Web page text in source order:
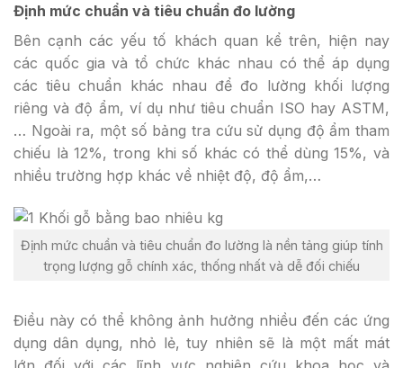
Định mức chuẩn và tiêu chuẩn đo lường
Bên cạnh các yếu tố khách quan kể trên, hiện nay
các quốc gia và tổ chức khác nhau có thể áp dụng
các tiêu chuẩn khác nhau để đo lường khối lượng
riêng và độ ẩm, ví dụ như tiêu chuẩn ISO hay ASTM,
… Ngoài ra, một số bảng tra cứu sử dụng độ ẩm tham
chiếu là 12%, trong khi số khác có thể dùng 15%, và
nhiều trường hợp khác về nhiệt độ, độ ẩm,…
Định mức chuẩn và tiêu chuẩn đo lường là nền tảng giúp tính
trọng lượng gỗ chính xác, thống nhất và dễ đối chiếu
Điều này có thể không ảnh hưởng nhiều đến các ứng
dụng dân dụng, nhỏ lẻ, tuy nhiên sẽ là một mất mát